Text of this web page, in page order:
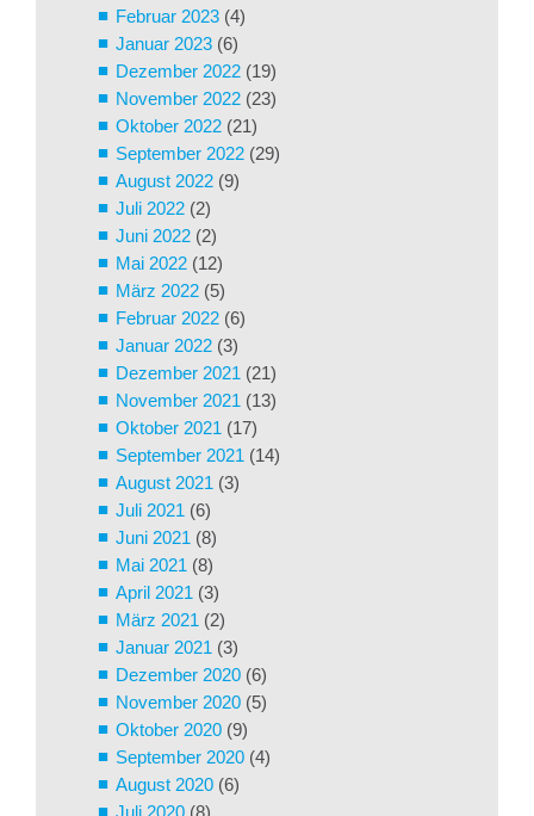
Februar 2023 (4)
Januar 2023 (6)
Dezember 2022 (19)
November 2022 (23)
Oktober 2022 (21)
September 2022 (29)
August 2022 (9)
Juli 2022 (2)
Juni 2022 (2)
Mai 2022 (12)
März 2022 (5)
Februar 2022 (6)
Januar 2022 (3)
Dezember 2021 (21)
November 2021 (13)
Oktober 2021 (17)
September 2021 (14)
August 2021 (3)
Juli 2021 (6)
Juni 2021 (8)
Mai 2021 (8)
April 2021 (3)
März 2021 (2)
Januar 2021 (3)
Dezember 2020 (6)
November 2020 (5)
Oktober 2020 (9)
September 2020 (4)
August 2020 (6)
Juli 2020 (8)